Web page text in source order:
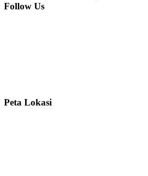
Follow Us
Peta Lokasi